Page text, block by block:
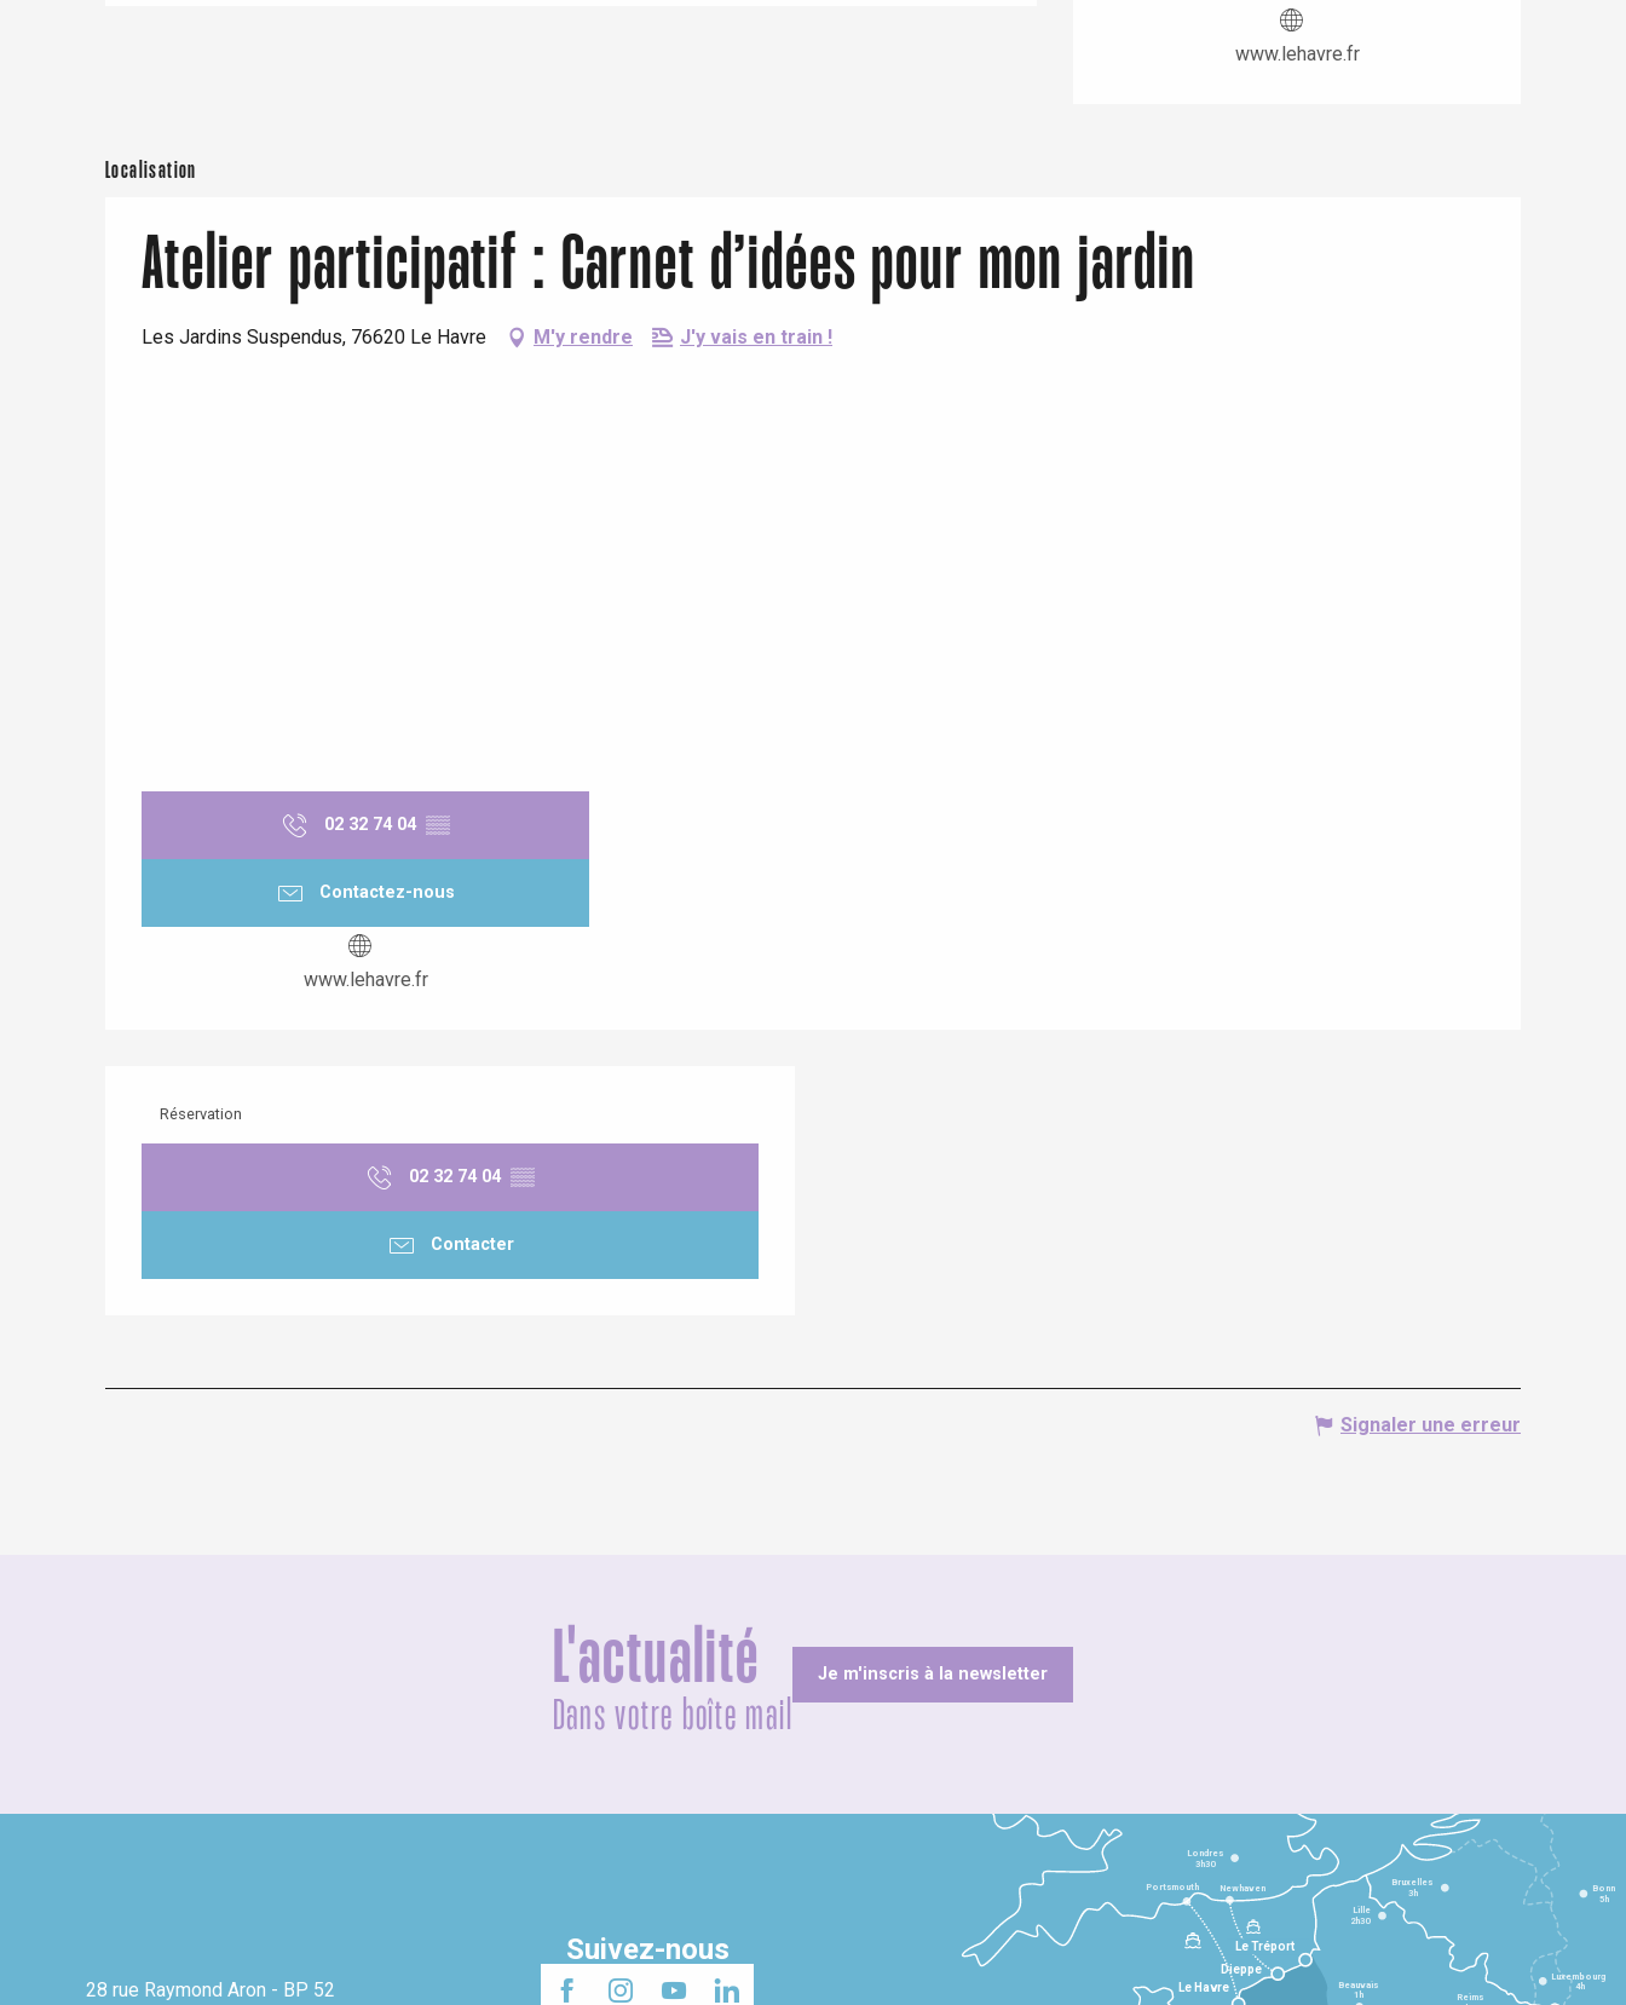
Rouen
www.lehavre.fr
Localisation
Atelier participatif : Carnet d’idées pour mon jardin
Les Jardins Suspendus, 76620 Le Havre M'y rendre J'y vais en train !
02 32 74 04 ▒▒
Contactez-nous
www.lehavre.fr
Réservation
02 32 74 04 ▒▒
Contacter
Signaler une erreur
L'actualité
Dans votre boîte mail
Je m'inscris à la newsletter
28 rue Raymond Aron - BP 52
Suivez-nous
Le Havre
Dieppe
Le Tréport
Beauvais
1h Reims
Lille
2h30
Bruxelles
3h
Londres
3h30
Newhaven
Portsmouth Bonn
5h
Luxembourg
4h